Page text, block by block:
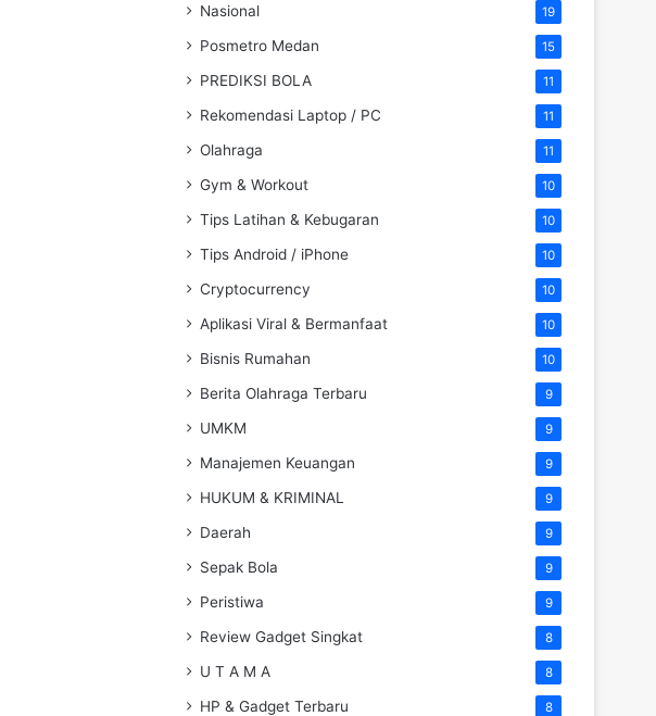
Nasional 19
Posmetro Medan 15
PREDIKSI BOLA 11
Rekomendasi Laptop / PC 11
Olahraga 11
Gym & Workout 10
Tips Latihan & Kebugaran 10
Tips Android / iPhone 10
Cryptocurrency 10
Aplikasi Viral & Bermanfaat 10
Bisnis Rumahan 10
Berita Olahraga Terbaru 9
UMKM 9
Manajemen Keuangan 9
HUKUM & KRIMINAL 9
Daerah 9
Sepak Bola 9
Peristiwa 9
Review Gadget Singkat 8
U T A M A 8
HP & Gadget Terbaru 8